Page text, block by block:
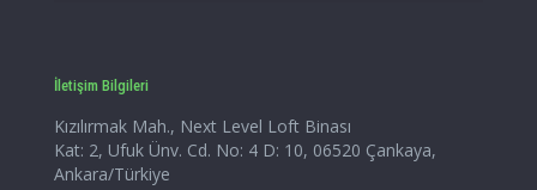
İletişim Bilgileri
Kızılırmak Mah., Next Level Loft Binası
Kat: 2, Ufuk Ünv. Cd. No: 4 D: 10, 06520 Çankaya,
Ankara/Türkiye